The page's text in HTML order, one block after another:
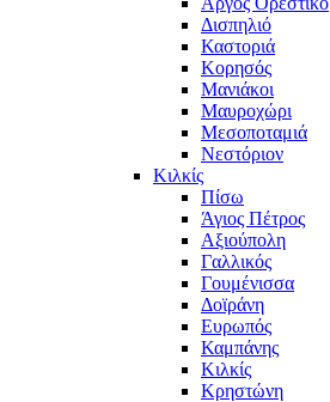
Δισπηλιό
Καστοριά
Κορησός
Μανιάκοι
Μαυροχώρι
Μεσοποταμιά
Νεστόριον
Κιλκίς
Πίσω
Άγιος Πέτρος
Αξιούπολη
Γαλλικός
Γουμένισσα
Δοϊράνη
Ευρωπός
Καμπάνης
Κιλκίς
Κρηστώνη